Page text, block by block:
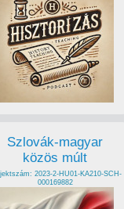
Szlovák-magyar
közös múlt
2023-2-HU01-KA210-SCH-
000169882